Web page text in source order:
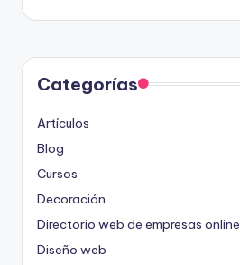
Categorías
Artículos
Blog
Cursos
Decoración
Directorio web de empresas online
Diseño web